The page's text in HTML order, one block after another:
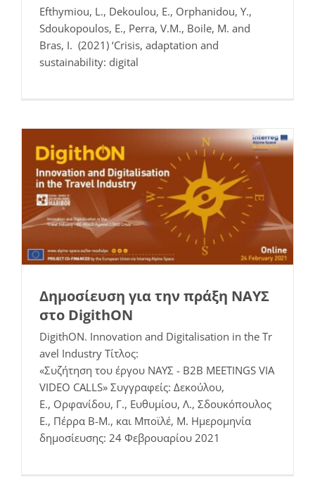
Efthymiou, L., Dekoulou, E., Orphanidou, Y.,
Sdoukopoulos, E., Perra, V.M., Boile, M. and
Bras, I. (2021) ‘Crisis, adaptation and
sustainability: digital
Δημοσίευση για την πράξη ΝΑΥΣ στο
Δημοσίευση για την πράξη ΝΑΥΣ
στο DigithON
DigithON. Innovation and Digitalisation in the Tr
avel Industry Τίτλος:
«Συζήτηση του έργου ΝΑΥΣ - B2B MEETINGS VIA
VIDEO CALLS» Συγγραφείς: Δεκούλου,
E., Ορφανίδου, Γ., Ευθυμίου, Λ., Σδουκόπουλος
Ε., Πέρρα Β-Μ., και Μποϊλέ, Μ. Ημερομηνία
δημοσίευσης: 24 Φεβρουαρίου 2021
Δελτίο τύπου της Τελικής εκδήλωσης
της πράξης ΝΑΥΣ στη Μυτιλήνη